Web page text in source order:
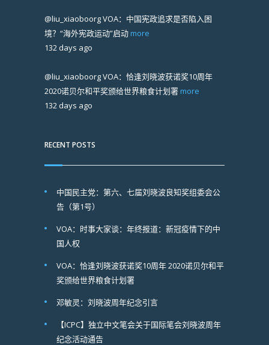
@liu_xiaoboorgVOA：中国宪政追求是否陷入困
境？“海外宪政运动”启动 more
132 days ago
@liu_xiaoboorgVOA：恰逢刘晓波获诺奖10周年
2020诺贝尔和平奖颁给世界粮食计划署 more
132 days ago
RECENT POSTS
中国民主党：第六、七届刘晓波良知奖组委会公
告（第1号）
VOA：时事大家谈：年终报道：新冠疫情下的中
国人权
VOA：恰逢刘晓波获诺奖10周年 2020诺贝尔和平
奖颁给世界粮食计划署
邓敏灵：刘晓波周年纪念引言
【ICPC】独立中文笔会关于国际笔会刘晓波周年
纪念活动通告